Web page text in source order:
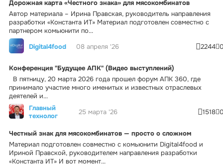
Дорожная карта «Честного знака» для мясокомбинатов
Автор материала – Ирина Правская, руководитель направления
разработки «Константа ИТ» Материал подготовлен совместно с
партнером комьюнити по...
Digital4food
08 апреля '26 2244
Конференция "Будущее АПК" (Видео выступлений)
В пятницу, 20 марта 2026 года прошел форум АПК 360, где
принимало участие много именитых и известных отраслевых
деятелей и...
Главный
технолог
25 марта '26 1518
Честный знак для мясокомбинатов — просто о сложном
Материал подготовлен совместно с комьюнити Digital4food и
Ириной Правской, руководителем направления разработки
«Константа ИТ» И вот момент...